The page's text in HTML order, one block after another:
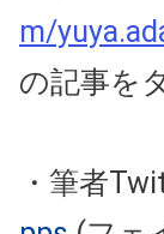
m/
の記事を
・筆者